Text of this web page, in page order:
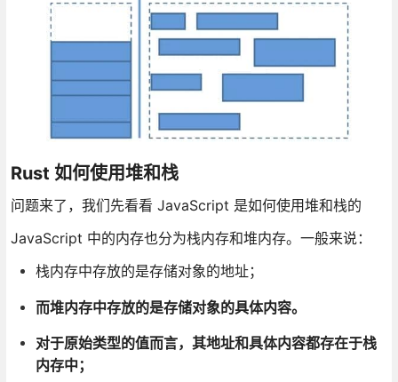
Rust 如何使用堆和栈
问题来了，我们先看看 JavaScript 是如何使用堆和栈的
JavaScript 中的内存也分为栈内存和堆内存。一般来说：
栈内存中存放的是存储对象的地址；
而堆内存中存放的是存储对象的具体内容。
对于原始类型的值而言，其地址和具体内容都存在于栈
内存中；